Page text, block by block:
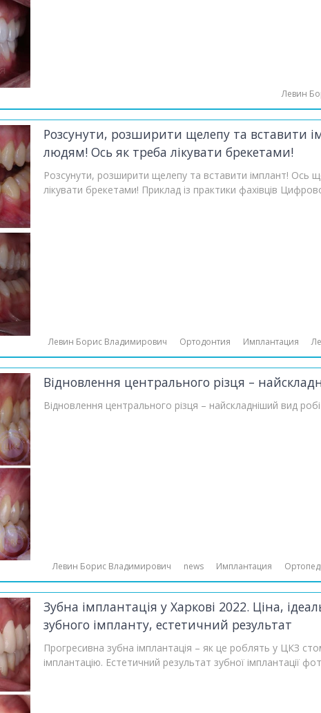
Левин
Розсунути, розширити щелепу та вставити
людям! Ось як треба лікувати брекетами!
Розсунути, розширити щелепу та вставити імплант! Ось
лікувати брекетами! Приклад із практики фахівців
Левин Борис Владимирович Ортодонтия Имплантация
Відновлення центрального різця –
Відновлення центрального різця – найскладніший вид
Левин Борис Владимирович news Имплантация
Зубна імплантація у Харкові 2022. Ціна,
зубного імпланту, естетичний результат
Прогресивна зубна імплантація – як це роблять у ЦКЗ
імплантацію. Естетичний результат зубної імплантації